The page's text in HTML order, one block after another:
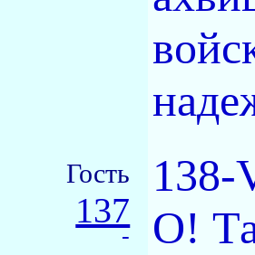
Гость
137
-
138-
О!